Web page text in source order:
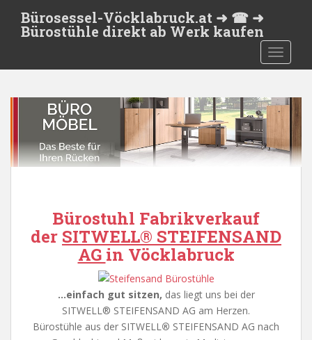
t
Bürosessel-Vöcklabruck.at ➜ ☎ ➜
Bürostühle direkt ab Werk kaufen
Bürostuhl Fabrikverkauf
der SITWELL® STEIFENSAND
AG in Vöcklabruck
…einfach gut sitzen, das liegt uns bei der
SITWELL® STEIFENSAND AG am Herzen.
Bürostühle aus der SITWELL® STEIFENSAND AG nach